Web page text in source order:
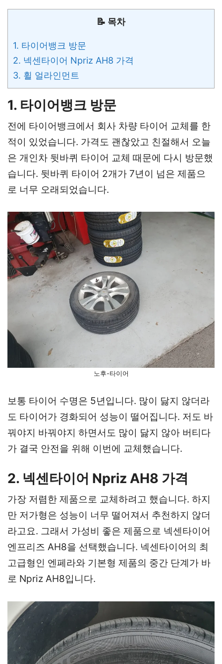
📝 목차
1. 타이어뱅크 방문
2. 넥센타이어 Npriz AH8 가격
3. 휠 얼라인먼트
1. 타이어뱅크 방문
전에 타이어뱅크에서 회사 차량 타이어 교체를 한
적이 있었습니다. 가격도 괜찮았고 친절해서 오늘
은 개인차 뒷바퀴 타이어 교체 때문에 다시 방문했
습니다. 뒷바퀴 타이어 2개가 7년이 넘은 제품으
로 너무 오래되었습니다.
노후-타이어
보통 타이어 수명은 5년입니다. 많이 닳지 않더라
도 타이어가 경화되어 성능이 떨어집니다. 저도 바
꿔야지 바꿔야지 하면서도 많이 닳지 않아 버티다
가 결국 안전을 위해 이번에 교체했습니다.
2. 넥센타이어 Npriz AH8 가격
가장 저렴한 제품으로 교체하려고 했습니다. 하지
만 저가형은 성능이 너무 떨어져서 추천하지 않더
라고요. 그래서 가성비 좋은 제품으로 넥센타이어
엔프리즈 AH8을 선택했습니다. 넥센타이어의 최
고급형인 엔페라와 기본형 제품의 중간 단계가 바
로 Npriz AH8입니다.